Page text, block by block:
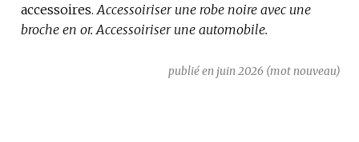
accessoires. Accessoiriser une robe noire avec une
broche en or. Accessoiriser une automobile.
publié en juin 2026 (mot nouveau)